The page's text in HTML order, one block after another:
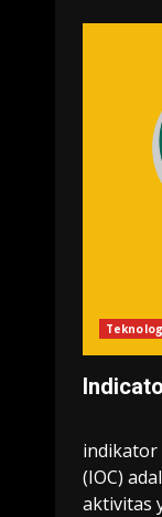
indikator
(IOC)
aktivitas